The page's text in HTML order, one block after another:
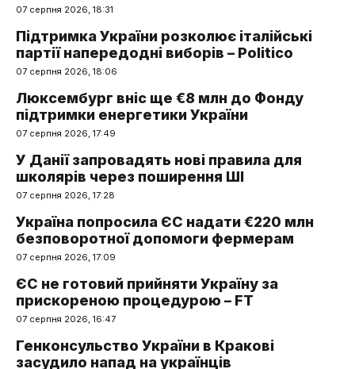
07 серпня 2026, 18:31
Підтримка України розколює італійські
партії напередодні виборів – Politico
07 серпня 2026, 18:06
Люксембург вніс ще €8 млн до Фонду
підтримки енергетики України
07 серпня 2026, 17:49
У Данії запровадять нові правила для
школярів через поширення ШІ
07 серпня 2026, 17:28
Україна попросила ЄС надати €220 млн
безповоротної допомоги фермерам
07 серпня 2026, 17:09
ЄС не готовий прийняти Україну за
прискореною процедурою – FT
07 серпня 2026, 16:47
Генконсульство України в Кракові
засудило напад на українців